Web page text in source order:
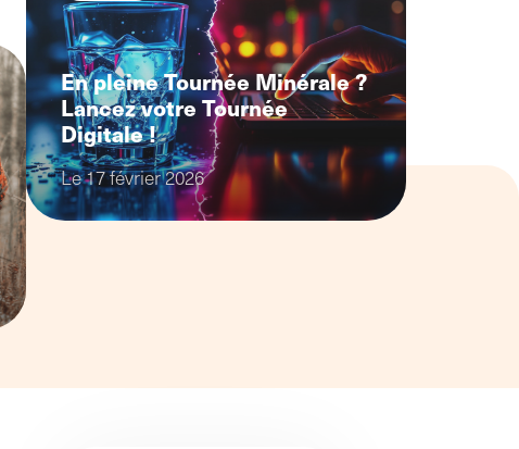
démarche et de nouveaux
processus
En pleine Tournée Minérale ?
Lancez votre Tournée
Digitale !
Le 17 février 2026